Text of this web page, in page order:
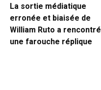
La sortie médiatique
erronée et biaisée de
William Ruto a rencontré
une farouche réplique